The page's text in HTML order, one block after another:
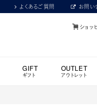
よくあるご質問 お問い
ショッ
GIFT
ギフト
OUTLET
アウトレット